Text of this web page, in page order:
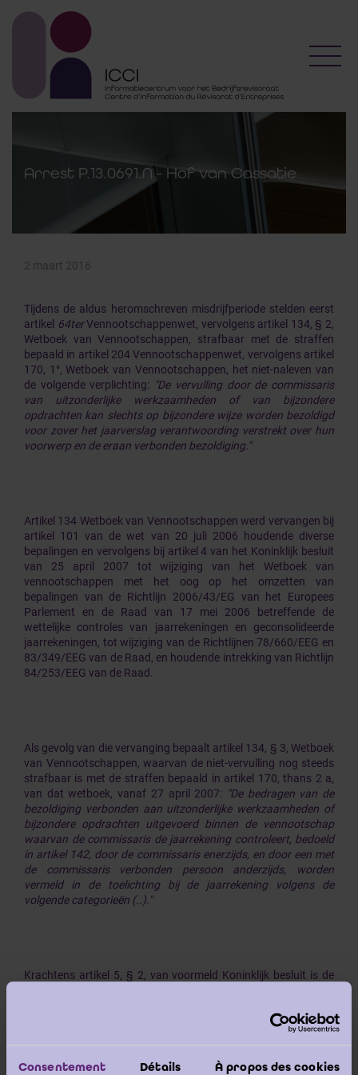
Consentement Détails À propos des cookies
Arrest P.13.0691.N - Hof van Cassatie
2 maart 2016
Tijdens de aldus heromschreven misdrijfperiode stelden eerst
artikel 64terVennootschappenwet, vervolgens artikel 134, § 2,
Wetboek van Vennootschappen, strafbaar met de straffen
bepaald in artikel 204 Vennootschappenwet, vervolgens artikel
170, 1°, Wetboek van Vennootschappen, het niet-naleven van
de volgende verplichting:
"De vervulling door de commissaris
van uitzonderlijke werkzaamheden of van bijzondere
opdrachten kan slechts op bijzondere wijze worden bezoldigd
voor zover het jaarverslag verantwoording verstrekt over hun
voorwerp en de eraan verbonden bezoldiging."
Artikel 134 Wetboek van Vennootschappen werd vervangen bij
artikel 101 van de wet van 20 juli 2006 houdende diverse
bepalingen en vervolgens bij artikel 4 van het Koninklijk besluit
van 25 april 2007 tot wijziging van het Wetboek van
vennootschappen met het oog op het omzetten van
bepalingen van de Richtlijn 2006/43/EG van het Europees
Parlement en de Raad van 17 mei 2006 betreffende de
wettelijke controles van jaarrekeningen en geconsolideerde
jaarrekeningen, tot wijziging van de Richtlijnen 78/660/EEG en
83/349/EEG van de Raad, en houdende intrekking van Richtlijn
84/253/EEG van de Raad.
Als gevolg van die vervanging bepaalt artikel 134, § 3, Wetboek
van Vennootschappen, waarvan de niet-vervulling nog steeds
strafbaar is met de straffen bepaald in artikel 170, thans 2 a,
van dat wetboek, vanaf 27 april 2007:
"De bedragen van de
bezoldiging verbonden aan uitzonderlijke werkzaamheden of
bijzondere opdrachten uitgevoerd binnen de vennootschap
waarvan de commissaris de jaarrekening controleert, bedoeld
in artikel 142, door de commissaris enerzijds, en door een met
de commissaris verbonden persoon anderzijds, worden
vermeld in de toelichting bij de jaarrekening volgens de
volgende categorieën (..)."
Krachtens artikel 5, § 2, van voormeld Koninklijk besluit is de